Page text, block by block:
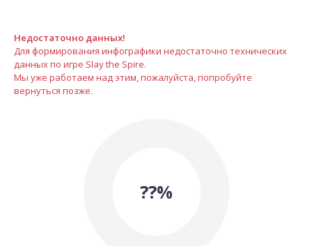
Недостаточно данных!
Для формирования инфографики недостаточно технических
данных по игре Slay the Spire.
Мы уже работаем над этим, пожалуйста, попробуйте
вернуться позже.
??%